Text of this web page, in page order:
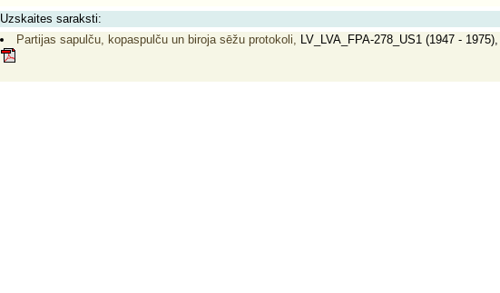
Uzskaites saraksti:
Partijas sapulču, kopaspulču un biroja sēžu protokoli, LV_LVA_FPA-278_US1 (1947 - 1975),